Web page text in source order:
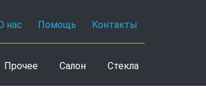
нас Помощь Контакты
Прочее Салон Стекла